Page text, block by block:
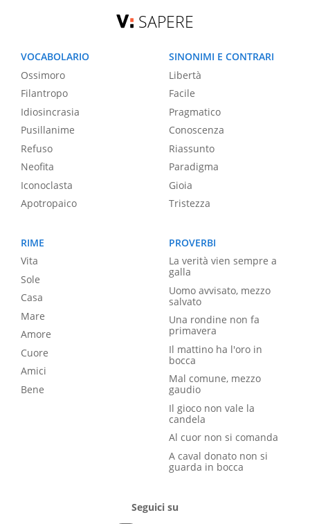
SAPERE
VOCABOLARIO
Ossimoro
Filantropo
Idiosincrasia
Pusillanime
Refuso
Neofita
Iconoclasta
Apotropaico
SINONIMI E CONTRARI
Libertà
Facile
Pragmatico
Conoscenza
Riassunto
Paradigma
Gioia
Tristezza
RIME
Vita
Sole
Casa
Mare
Amore
Cuore
Amici
Bene
PROVERBI
La verità vien sempre a
galla
Uomo avvisato, mezzo
salvato
Una rondine non fa
primavera
Il mattino ha l'oro in
bocca
Mal comune, mezzo
gaudio
Il gioco non vale la
candela
Al cuor non si comanda
A caval donato non si
guarda in bocca
Seguici su